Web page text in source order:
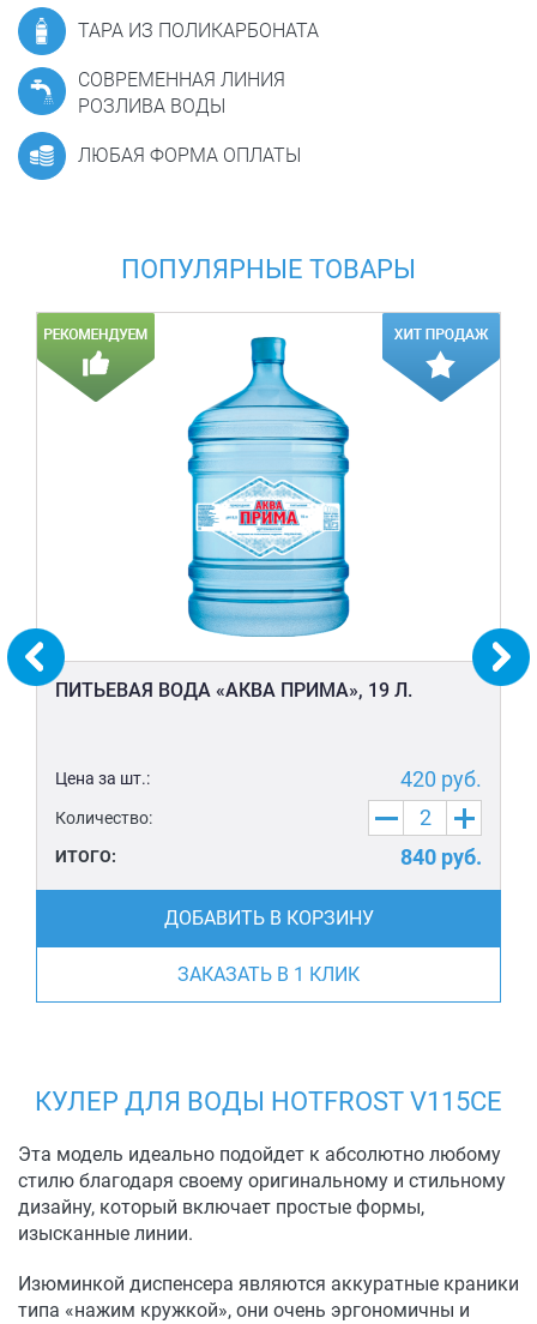
ТАРА ИЗ ПОЛИКАРБОНАТА
СОВРЕМЕННАЯ ЛИНИЯ
РОЗЛИВА ВОДЫ
ЛЮБАЯ ФОРМА ОПЛАТЫ
ПОПУЛЯРНЫЕ ТОВАРЫ
ПИТЬЕВАЯ ВОДА «АКВА ПРИМА», 19 Л.
Цена за шт.: 420 руб.
Количество:
ИТОГО: 840 руб.
ДОБАВИТЬ В КОРЗИНУ
ЗАКАЗАТЬ В 1 КЛИК
КУЛЕР ДЛЯ ВОДЫ HOTFROST V115CE
Эта модель идеально подойдет к абсолютно любому
стилю благодаря своему оригинальному и стильному
дизайну, который включает простые формы,
изысканные линии.
Изюминкой диспенсера являются аккуратные краники
типа «нажим кружкой», они очень эргономичны и